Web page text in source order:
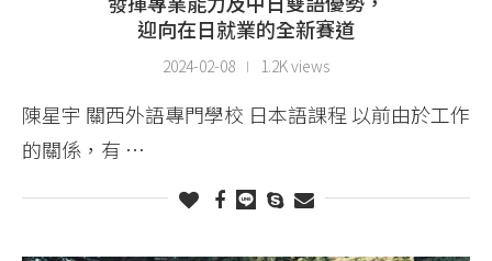
迎向在日就業的全新賽道
2024-02-08 1.2K views
陳星宇 關西外語專門學校 日本語課程 以前由於工作
的關係，有 …